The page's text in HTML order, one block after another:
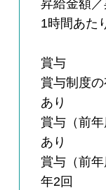
昇給金額
1時間あた
賞与
賞与制度
あり
賞与（前
あり
賞与（前
年2回